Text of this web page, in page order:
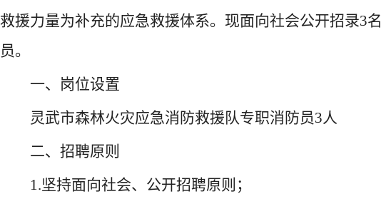
救援力量为补充的应急救援体系。现面向社会公开招录3
员。
一、岗位设置
灵武市森林火灾应急消防救援队专职消防员3人
二、招聘原则
1.坚持面向社会、公开招聘原则；